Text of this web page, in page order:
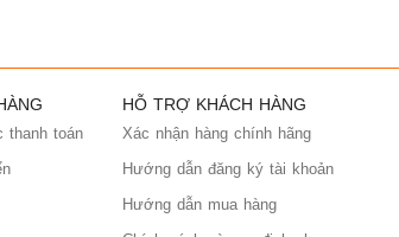
thanh toán
HỖ TRỢ KHÁCH HÀNG
Xác nhận hàng chính hãng
Hướng dẫn đăng ký tài khoản
Hướng dẫn mua hàng